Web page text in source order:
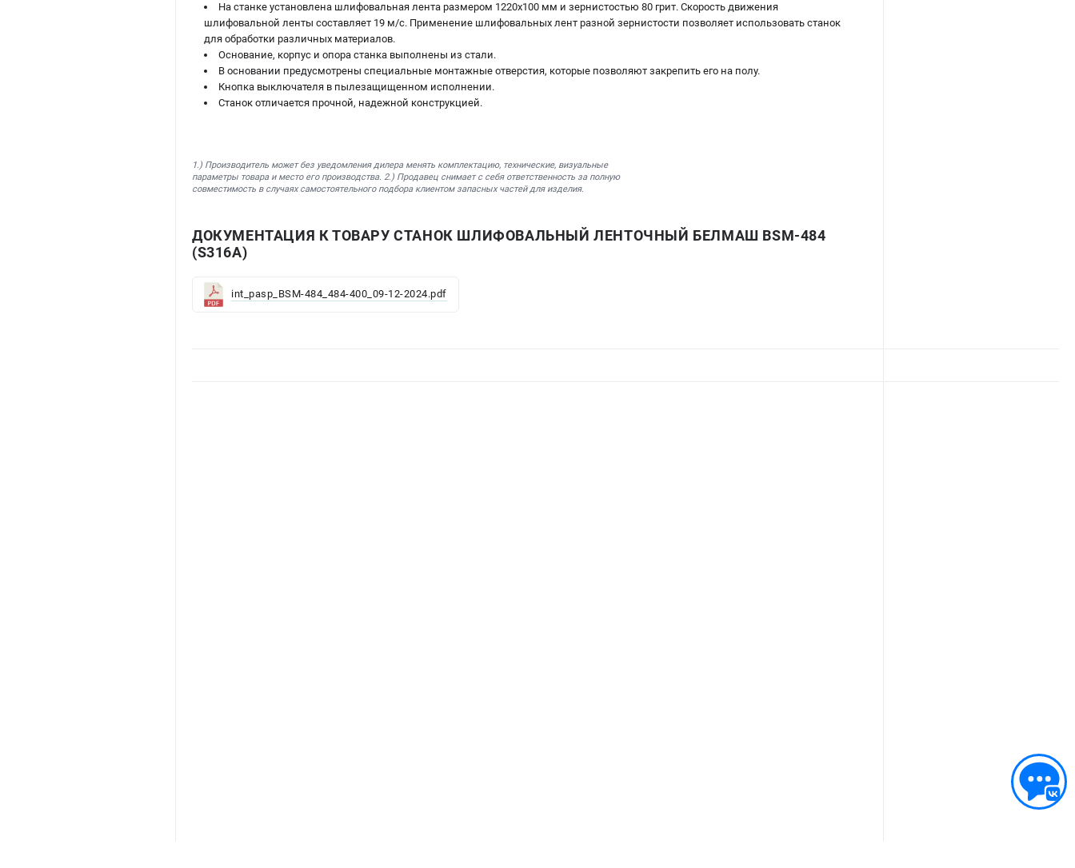
На станке установлена шлифовальная лента размером 1220х100 мм и зернистостью 80 грит. Скорость движения
шлифовальной ленты составляет 19 м/с. Применение шлифовальных лент разной зернистости позволяет использовать станок
для обработки различных материалов.
Основание, корпус и опора станка выполнены из стали.
В основании предусмотрены специальные монтажные отверстия, которые позволяют закрепить его на полу.
Кнопка выключателя в пылезащищенном исполнении.
Станок отличается прочной, надежной конструкцией.
1.) Производитель может без уведомления дилера менять комплектацию, технические, визуальные
параметры товара и место его производства. 2.) Продавец снимает с себя ответственность за полную
совместимость в случаях самостоятельного подбора клиентом запасных частей для изделия.
ДОКУМЕНТАЦИЯ К ТОВАРУ СТАНОК ШЛИФОВАЛЬНЫЙ ЛЕНТОЧНЫЙ БЕЛМАШ BSM-484
(S316A)
int_pasp_BSM-484_484-400_09-12-2024.pdf